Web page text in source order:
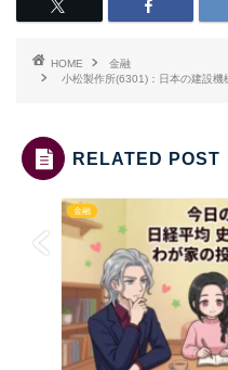
HOME
金融
小松製作所(6301)：日本の建設機
RELATED POST
金融